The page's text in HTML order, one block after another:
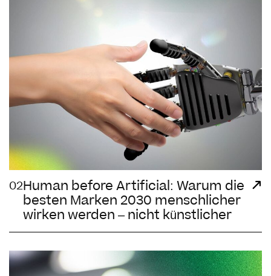
02Human before Artificial: Warum die
besten Marken 2030 menschlicher
wirken werden – nicht künstlicher